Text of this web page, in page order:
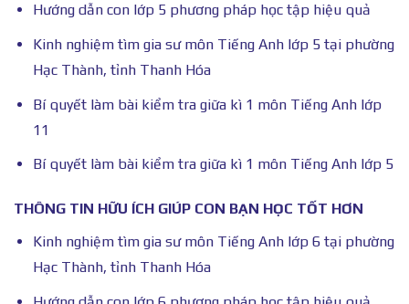
Hướng dẫn con lớp 5 phương pháp học tập hiệu quả
Kinh nghiệm tìm gia sư môn Tiếng Anh lớp 5 tại phường
Hạc Thành, tỉnh Thanh Hóa
Bí quyết làm bài kiểm tra giữa kì 1 môn Tiếng Anh lớp
11
Bí quyết làm bài kiểm tra giữa kì 1 môn Tiếng Anh lớp 5
THÔNG TIN HỮU ÍCH GIÚP CON BẠN HỌC TỐT HƠN
Kinh nghiệm tìm gia sư môn Tiếng Anh lớp 6 tại phường
Hạc Thành, tỉnh Thanh Hóa